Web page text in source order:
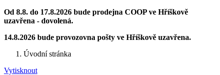
Od 8.8. do 17.8.2026 bude prodejna COOP ve Hříškově
uzavřena - dovolená.
14.8.2026 bude provozovna pošty ve Hříškově uzavřena.
Úvodní stránka
Vytisknout